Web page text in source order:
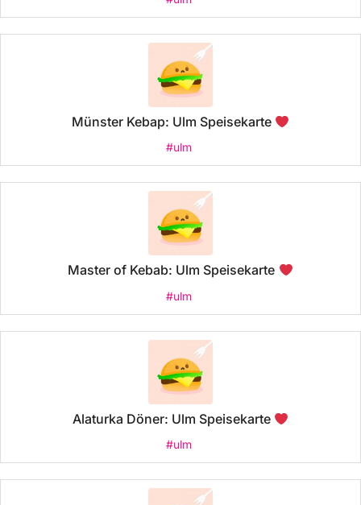
Münster Kebap: Ulm Speisekarte
#ulm
Master of Kebab: Ulm Speisekarte
#ulm
Alaturka Döner: Ulm Speisekarte
#ulm